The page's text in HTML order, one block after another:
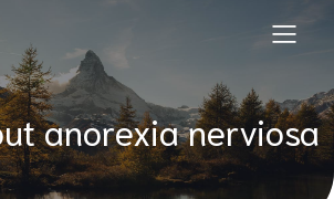
anorexia nerviosa